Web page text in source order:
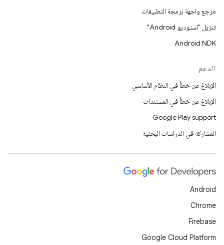
مرجع واجهة برمجة التطبيقات
تنزيل "استوديو Android"
Android NDK
الدعم
الإبلاغ عن خطأ في النظام الأساسي
الإبلاغ عن خطأ في المستندات
Google Play support
المشاركة في الدراسات البحثية
Android
Chrome
Firebase
Google Cloud Platform